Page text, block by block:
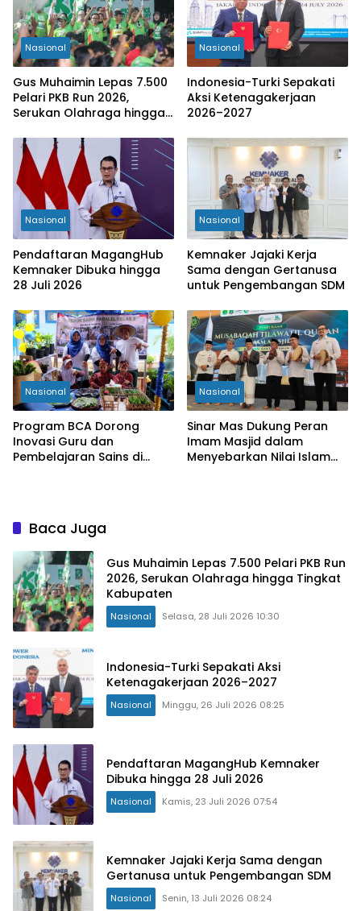
Nasional
Gus Muhaimin Lepas 7.500
Pelari PKB Run 2026,
Serukan Olahraga hingga
Nasional
Indonesia-Turki Sepakati
Aksi Ketenagakerjaan
2026–2027
Nasional
Pendaftaran MagangHub
Kemnaker Dibuka hingga
28 Juli 2026
Nasional
Kemnaker Jajaki Kerja
Sama dengan Gertanusa
untuk Pengembangan SDM
Nasional
Program BCA Dorong
Inovasi Guru dan
Pembelajaran Sains di
Nasional
Sinar Mas Dukung Peran
Imam Masjid dalam
Menyebarkan Nilai Islam
Baca Juga
Gus Muhaimin Lepas 7.500 Pelari PKB Run
2026, Serukan Olahraga hingga Tingkat
Kabupaten
Nasional Selasa, 28 Juli 2026 10:30
Indonesia-Turki Sepakati Aksi
Ketenagakerjaan 2026–2027
Nasional Minggu, 26 Juli 2026 08:25
Pendaftaran MagangHub Kemnaker
Dibuka hingga 28 Juli 2026
Nasional Kamis, 23 Juli 2026 07:54
Kemnaker Jajaki Kerja Sama dengan
Gertanusa untuk Pengembangan SDM
Nasional Senin, 13 Juli 2026 08:24